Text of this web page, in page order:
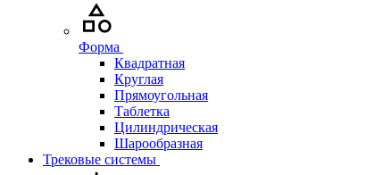
Форма
Квадратная
Круглая
Прямоугольная
Таблетка
Цилиндрическая
Шарообразная
Трековые системы